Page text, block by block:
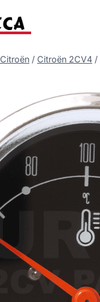
Citroën / Citroën 2CV4 /